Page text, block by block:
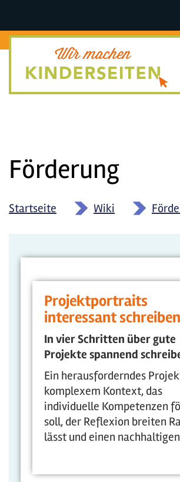
Förderung
Startseite » Wiki »
Projektportraits
interessant schreiben
In vier Schritten über gute
Projekte spannend
Ein herausforderndes
komplexem Kontext, das
individuelle Kompetenzen
soll, der Reflexion breiten
lässt und einen